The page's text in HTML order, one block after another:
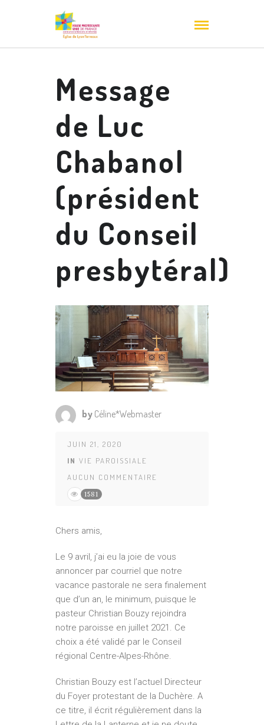
Message
de Luc
Chabanol
(président
du Conseil
presbytéral)
by Céline*Webmaster
JUIN 21, 2020
IN VIE PAROISSIALE
AUCUN COMMENTAIRE
1581
Chers amis,
Le 9 avril, j’ai eu la joie de vous
annoncer par courriel que notre
vacance pastorale ne sera finalement
que d’un an, le minimum, puisque le
pasteur Christian Bouzy rejoindra
notre paroisse en juillet 2021. Ce
choix a été validé par le Conseil
régional Centre-Alpes-Rhône.
Christian Bouzy est l’actuel Directeur
du Foyer protestant de la Duchère. A
ce titre, il écrit régulièrement dans la